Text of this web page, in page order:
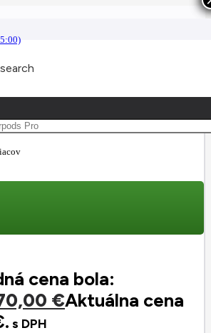
256GB – Blue
(A16) Cellular 256GB –
cena bola:
€Aktuálna cena
s DPH